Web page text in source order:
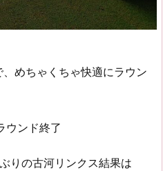
めちゃくちゃ快適にラウン
ウンド終了
りの古河リンクス結果は